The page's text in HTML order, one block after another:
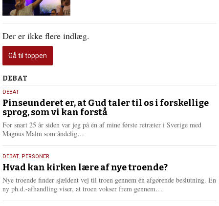
Der er ikke flere indlæg.
Gå til toppen
Debat
DEBAT
5.
august
2026
DEBAT
Pinseunderet er, at Gud taler til os i forskellige
sprog, som vi kan forstå
For snart 25 år siden var jeg på én af mine første retræter i Sverige med
Magnus Malm som åndelig…
e
r
e
25.
juli
2026
DEBAT, PERSONER
Hvad kan kirken lære af nye troende?
Nye troende finder sjældent vej til troen gennem én afgørende beslutning. En
ny ph.d.-afhandling viser, at troen vokser frem gennem…